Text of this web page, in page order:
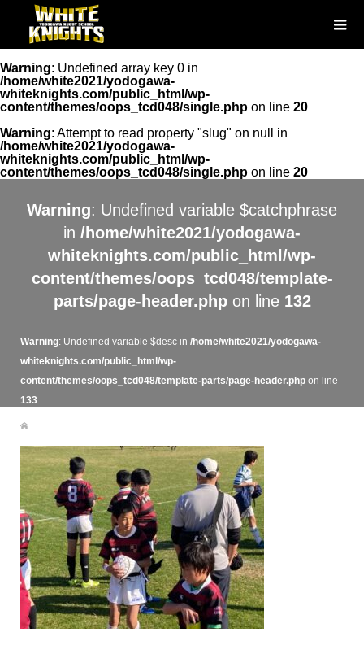
Warning: Undefined array key 0 in
/home/white2021/yodogawa-
whiteknights.com/public_html/wp-
content/themes/oops_tcd048/single.php on line 20
Warning: Attempt to read property "slug" on null in
/home/white2021/yodogawa-
whiteknights.com/public_html/wp-
content/themes/oops_tcd048/single.php on line 20
Warning: Undefined variable $catchphrase
in /home/white2021/yodogawa-
whiteknights.com/public_html/wp-
content/themes/oops_tcd048/template-
parts/page-header.phpon line 132
Warning: Undefined variable $desc in /home/white2021/yodogawa-
whiteknights.com/public_html/wp-
content/themes/oops_tcd048/template-parts/page-header.phpon line
133